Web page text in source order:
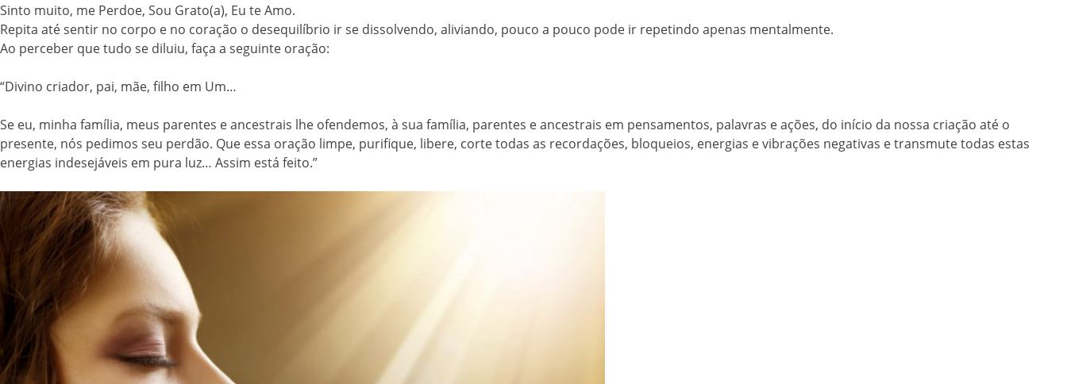
Sinto muito, me Perdoe, Sou Grato(a), Eu te Amo.
Repita até sentir no corpo e no coração o desequilíbrio ir se dissolvendo, aliviando, pouco a pouco pode ir repetindo apenas mentalmente.
Ao perceber que tudo se diluiu, faça a seguinte oração:
“Divino criador, pai, mãe, filho em Um…
Se eu, minha família, meus parentes e ancestrais lhe ofendemos, à sua família, parentes e ancestrais em pensamentos, palavras e ações, do início da nossa criação até o
presente, nós pedimos seu perdão. Que essa oração limpe, purifique, libere, corte todas as recordações, bloqueios, energias e vibrações negativas e transmute todas estas
energias indesejáveis em pura luz… Assim está feito.”